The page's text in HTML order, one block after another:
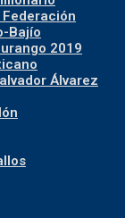
Bajío
2019
Álvarez